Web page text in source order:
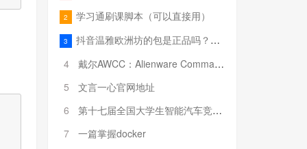
2 学习通刷课脚本（可以直接用）
3
抖音温雅欧洲坊的包是正品吗？温雅卖的包为啥那么便宜？
4
戴尔AWCC：Alienware Command Center 故障排除方法，里面附有超全详解呦，快来快来，欢迎观看~
5
文言一心官网地址
6
第十七届全国大学生智能汽车竞赛全国总决赛参赛队伍奖项公告
7
一篇掌握docker